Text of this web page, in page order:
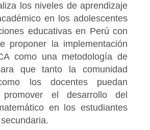
los niveles de aprendizaje
en los adolescentes
educativas en Perú con
proponer la implementación
como una metodología de
que tanto la comunidad
los docentes puedan
el desarrollo del
en los estudiantes